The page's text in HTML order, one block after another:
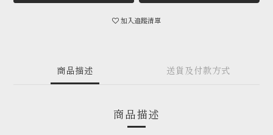
加入追蹤清單
商品描述 送貨及付款方式
商品描述